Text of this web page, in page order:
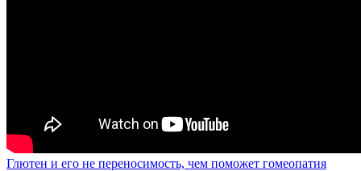
Глютен и его не переносимость, чем поможет гомеопатия